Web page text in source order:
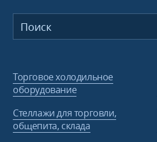
Торговое холодильное
оборудование
Стеллажи для торговли,
общепита, склада